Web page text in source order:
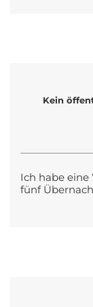
Kein
Ich habe
fünf